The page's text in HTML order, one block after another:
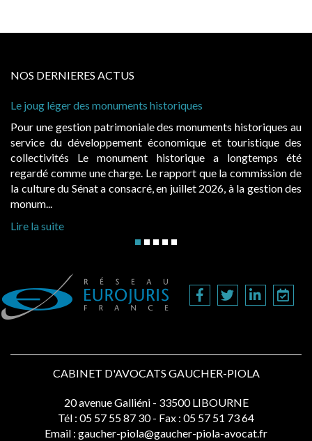
NOS DERNIERES ACTUS
Le joug léger des monuments historiques
Pour une gestion patrimoniale des monuments historiques au
service du développement économique et touristique des
collectivités Le monument historique a longtemps été
regardé comme une charge. Le rapport que la commission de
la culture du Sénat a consacré, en juillet 2026, à la gestion des
monum...
Lire la suite
CABINET D'AVOCATS GAUCHER-PIOLA
20 avenue Galliéni - 33500 LIBOURNE
Tél : 05 57 55 87 30 - Fax : 05 57 51 73 64
Email : gaucher-piola@gaucher-piola-avocat.fr